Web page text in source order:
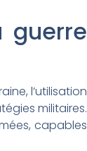
guerre
l’utilisation
militaires.
capables